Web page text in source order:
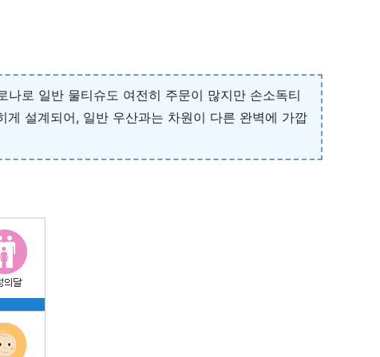
로 일반 물티슈도 여전히 주문이 많지만 손소독티
설계되어, 일반 우산과는 차원이 다른 완벽에 가깝